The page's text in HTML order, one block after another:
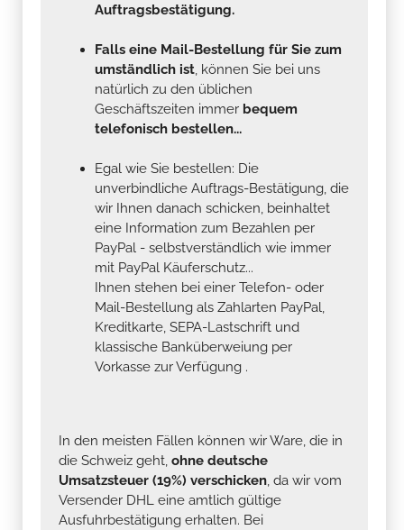
Auftragsbestätigung.
Falls eine Mail-Bestellung für Sie zum
umständlich ist, können Sie bei uns
natürlich zu den üblichen
Geschäftszeiten immer bequem
telefonisch bestellen...
Egal wie Sie bestellen: Die
unverbindliche Auftrags-Bestätigung, die
wir Ihnen danach schicken, beinhaltet
eine Information zum Bezahlen per
PayPal - selbstverständlich wie immer
mit PayPal Käuferschutz...
Ihnen stehen bei einer Telefon- oder
Mail-Bestellung als Zahlarten PayPal,
Kreditkarte, SEPA-Lastschrift und
klassische Banküberweiung per
Vorkasse zur Verfügung .
In den meisten Fällen können wir Ware, die in
die Schweiz geht, ohne deutsche
Umsatzsteuer (19%) verschicken, da wir vom
Versender DHL eine amtlich gültige
Ausfuhrbestätigung erhalten. Bei